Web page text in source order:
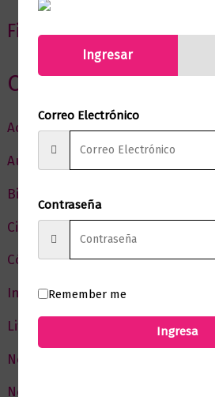
Filtrar por precio
Categorias
Actualidad
Autor del Mes
Bienestar
Ciencia y Conocimiento
Cómic y Fantasía
Infantil y Juvenil
Literatura
Negocios
Novedades
Ingresar
Correo Electrónico
Contraseña
Remember me
Ingresa